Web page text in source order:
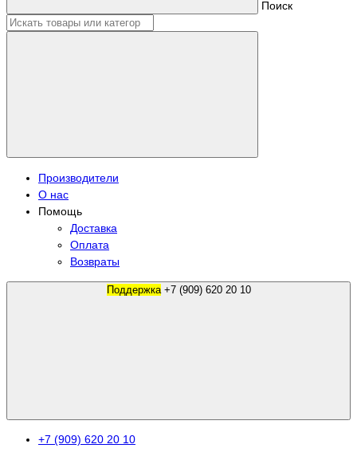
Поиск
Производители
О нас
Помощь
Доставка
Оплата
Возвраты
Поддержка +7 (909) 620 20 10
+7 (909) 620 20 10